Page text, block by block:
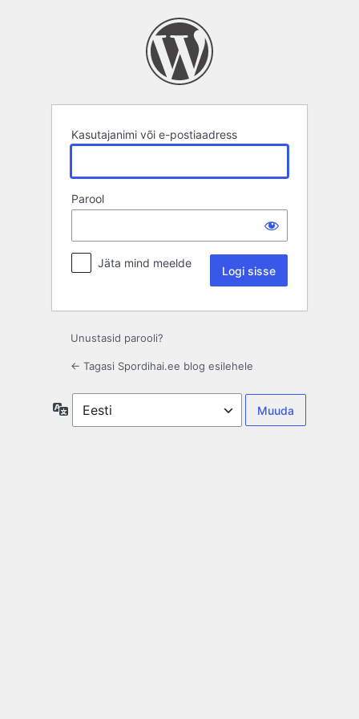
Kasutajanimi või e-postiaadress
Parool
Jäta mind meelde
Unustasid parooli?
← Tagasi Spordihai.ee blog esilehele
Keel